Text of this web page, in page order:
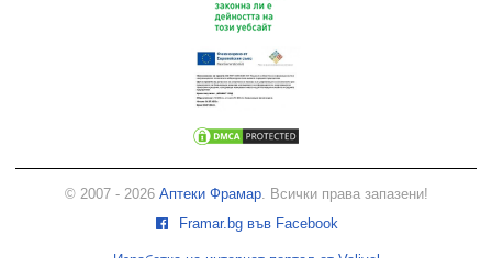
© 2007 - 2026 Аптеки Фрамар. Всички права запазени!
Framar.bg във Facebook